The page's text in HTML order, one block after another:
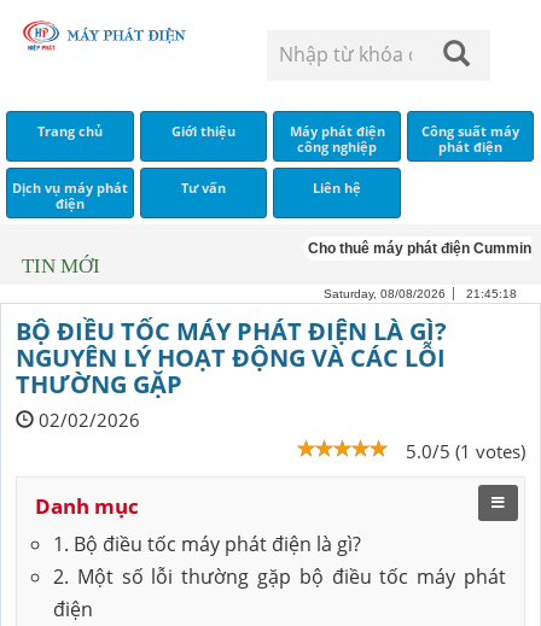
Trang chủ Giới thiệu
Máy phát điện
công nghiệp
Công suất máy
phát điện
Dịch vụ máy phát
điện
Tư vấn Liên hệ
TIN MỚI
Cho thuê máy phát điện Cummins
Saturday, 08/08/2026 21:45:19
BỘ ĐIỀU TỐC MÁY PHÁT ĐIỆN LÀ GÌ?
NGUYÊN LÝ HOẠT ĐỘNG VÀ CÁC LỖI
THƯỜNG GẶP
02/02/2026
5.0/5 (1 votes)
Danh mục
1. Bộ điều tốc máy phát điện là gì?
2. Một số lỗi thường gặp bộ điều tốc máy phát
điện